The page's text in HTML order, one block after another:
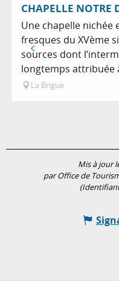
CHAPELLE NOTRE
Une chapelle nichée
fresques du XVème
sources dont
longtemps attribuée
La Brigue
Mis à jour
par Office de